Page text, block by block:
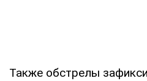
Также обстрелы